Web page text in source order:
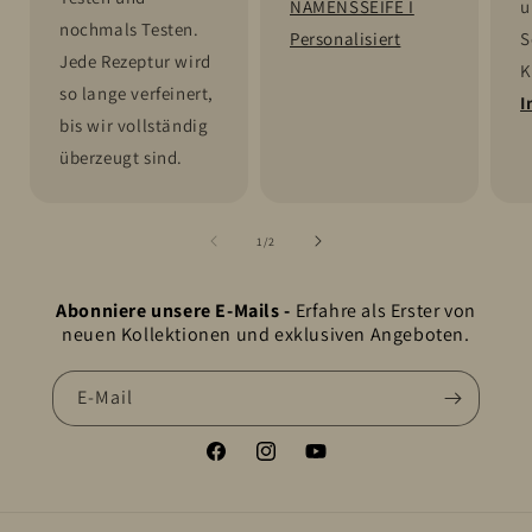
nochmals Testen.
Jede Rezeptur wird
so lange verfeinert,
bis wir vollständig
überzeugt sind.
NAMENSSEIFE I
Personalisiert
1 /von
2
Abonniere unsere E-Mails - Erfahre als Erster von
neuen Kollektionen und exklusiven Angeboten.
E-Mail
FacebookInstagramYouTube